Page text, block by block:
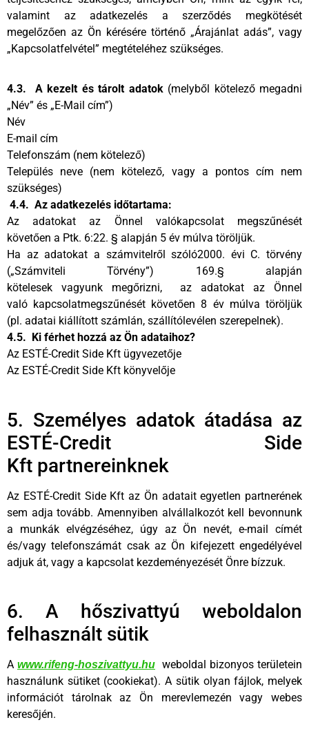
valamint az adatkezelés a szerződés megkötését
megelőzően az Ön kérésére történő „Árajánlat adás”, vagy
„Kapcsolatfelvétel” megtételéhez szükséges.
4.3. A kezelt és tárolt adatok(melyből kötelező megadni
„Név” és „E-Mail cím”)
Név
E-mail cím
Telefonszám (nem kötelező)
Település neve (nem kötelező, vagy a pontos cím nem
szükséges)
4.4. Az adatkezelés időtartama:
Az adatokat az Önnel valókapcsolat megszűnését
követően a Ptk. 6:22. § alapján 5 év múlva töröljük.
Ha az adatokat a számvitelről szóló2000. évi C. törvény
(„Számviteli Törvény”) 169.§ alapján
kötelesek vagyunk megőrizni, az adatokat az Önnel
való kapcsolatmegszűnését követően 8 év múlva töröljük
(pl. adatai kiállított számlán, szállítólevélen szerepelnek).
4.5. Ki férhet hozzá az Ön adataihoz?
Az ESTÉ-Credit Side Kft ügyvezetője
Az ESTÉ-Credit Side Kft könyvelője
5. Személyes adatok átadása az
ESTÉ-Credit Side
Kft partnereinknek
Az ESTÉ-Credit Side Kft az Ön adatait egyetlen partnerének
sem adja tovább. Amennyiben alvállalkozót kell bevonnunk
a munkák elvégzéséhez, úgy az Ön nevét, e-mail címét
és/vagy telefonszámát csak az Ön kifejezett engedélyével
adjuk át, vagy a kapcsolat kezdeményezését Önre bízzuk.
6. A hőszivattyú weboldalon
felhasznált sütik
A www.rifeng-hoszivattyu.hu weboldal bizonyos területein
használunk sütiket (cookiekat). A sütik olyan fájlok, melyek
információt tárolnak az Ön merevlemezén vagy webes
keresőjén.